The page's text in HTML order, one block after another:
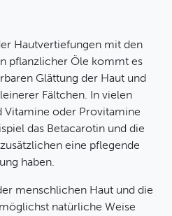
Hautvertiefungen mit den
pflanzlicher Öle kommt es
Glättung der Haut und
Fältchen. In vielen
Vitamine oder Provitamine
das Betacarotin und die
eine pflegende
haben.
menschlichen Haut und die
natürliche Weise